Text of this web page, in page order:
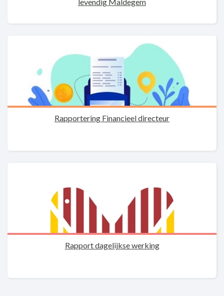
Rapportering Financieel directeur
Rapport dagelijkse werking